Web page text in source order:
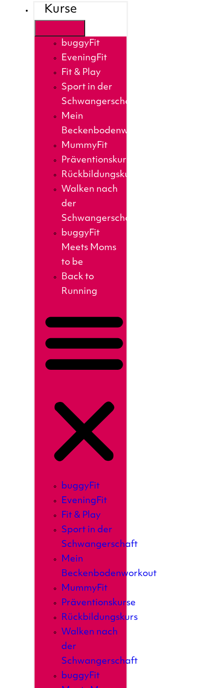
Kurse
buggyFit
EveningFit
Fit & Play
Sport in der
Schwangerschaft
Mein
Beckenbodenworkout
MummyFit
Präventionskurse
Rückbildungskurs
Walken nach
der
Schwangerschaft
buggyFit
Meets Moms
to be
Back to
Running
buggyFit
EveningFit
Fit & Play
Sport in der
Schwangerschaft
Mein
Beckenbodenworkout
MummyFit
Präventionskurse
Rückbildungskurs
Walken nach
der
Schwangerschaft
buggyFit